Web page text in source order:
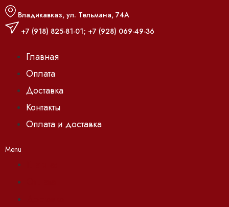
Владикавказ, ул. Тельмана, 74А
+7 (918) 825-81-01; +7 (928) 069-49-36
Главная
Оплата
Доставка
Контакты
Оплата и доставка
Menu